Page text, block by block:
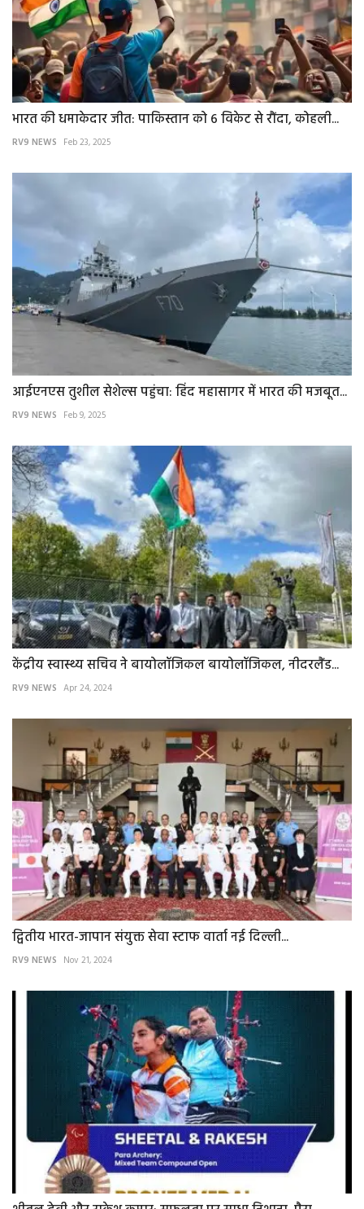
भारत की धमाकेदार जीत: पाकिस्तान को 6 विकेट से रौंदा, कोहली...
RV9 NEWS Feb 23, 2025
आईएनएस तुशील सेशेल्स पहुंचा: हिंद महासागर में भारत की मजबूत...
RV9 NEWS Feb 9, 2025
केंद्रीय स्वास्थ्य सचिव ने बायोलॉजिकल बायोलॉजिकल, नीदरलैंड...
RV9 NEWS Apr 24, 2024
द्वितीय भारत-जापान संयुक्त सेवा स्टाफ वार्ता नई दिल्ली...
RV9 NEWS Nov 21, 2024